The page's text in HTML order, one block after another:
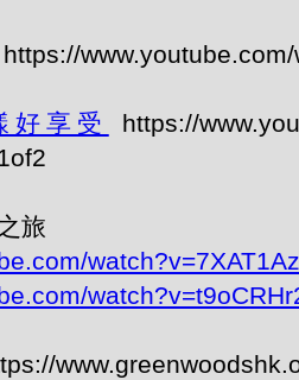
https://
好享受
https://
旅